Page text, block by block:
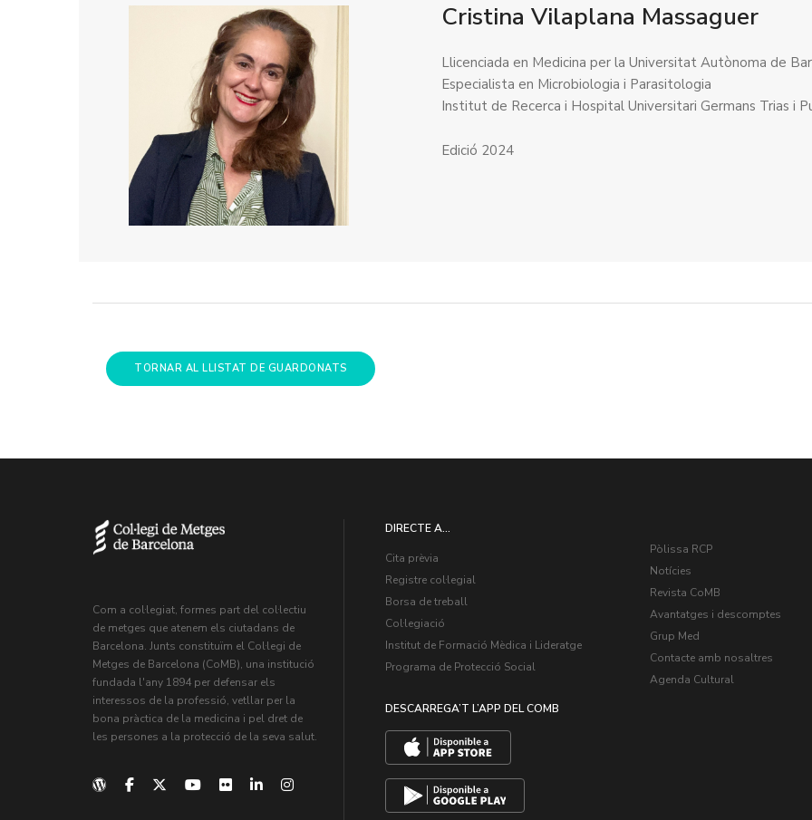
Cristina Vilaplana Massaguer
Llicenciada en Medicina per la Universitat Autònoma de
Especialista en Microbiologia i Parasitologia
Institut de Recerca i Hospital Universitari Germans Trias i
Edició 2024
TORNAR AL LLISTAT DE GUARDONATS
Com a col·legiat, formes part del col·lectiu
de metges que atenem els ciutadans de
Barcelona. Junts constituïm el Col·legi de
Metges de Barcelona (CoMB), una institució
fundada l'any 1894 per defensar els
interessos de la professió, vetllar per la
bona pràctica de la medicina i pel dret de
les persones a la protecció de la seva salut.
DIRECTE A...
Cita prèvia
Registre col·legial
Borsa de treball
Col·legiació
Institut de Formació Mèdica i Lideratge
Programa de Protecció Social
DESCARREGA’T L’APP DEL COMB
Pòlissa RCP
Notícies
Revista CoMB
Avantatges i descomptes
Grup Med
Contacte amb nosaltres
Agenda Cultural